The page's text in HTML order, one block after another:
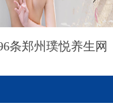
条郑州璞悦养生网